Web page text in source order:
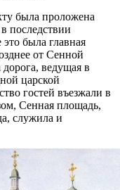
была проложена
последствии
была главная
от Сенной
ведущая в
царской
гостей въезжали в
Сенная площадь,
служила и